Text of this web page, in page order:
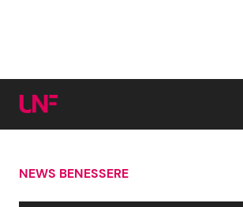
Cerca:
NEWS BENESSERE